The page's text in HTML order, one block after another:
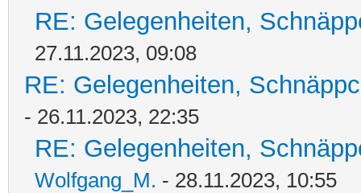
RE: Gelegenheiten,
27.11.2023, 09:08
RE: Gelegenheiten,
- 26.11.2023, 22:35
RE: Gelegenheiten,
Wolfgang_M. - 28.11.2023, 10:55